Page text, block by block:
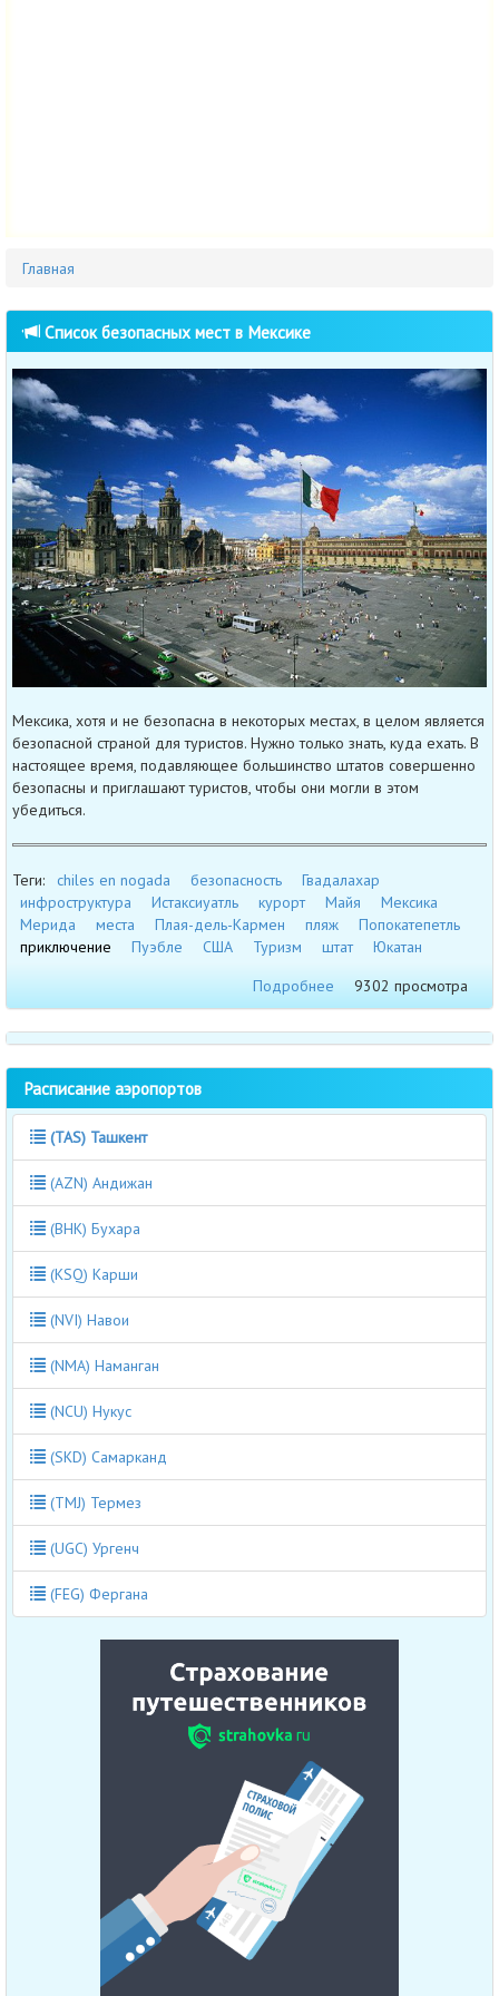
Главная
Список безопасных мест в Мексике
Мексика, хотя и не безопасна в некоторых местах, в целом является
безопасной страной для туристов. Нужно только знать, куда ехать. В
настоящее время, подавляющее большинство штатов совершенно
безопасны и приглашают туристов, чтобы они могли в этом
убедиться.
Теги: chiles en nogada безопасность
Гвадалахар
инфроструктура
Истаксиуатль курорт Майя
Мексика
Мерида
места Плая-дель-Кармен пляж
Попокатепетль
приключение
Пуэбле США Туризм штат
Юкатан
Подробнее
9302 просмотра
Расписание аэропортов
(TAS) Ташкент
(AZN) Андижан
(BHK) Бухара
(KSQ) Карши
(NVI) Навои
(NMA) Наманган
(NCU) Нукус
(SKD) Самарканд
(TMJ) Термез
(UGC) Ургенч
(FEG) Фергана